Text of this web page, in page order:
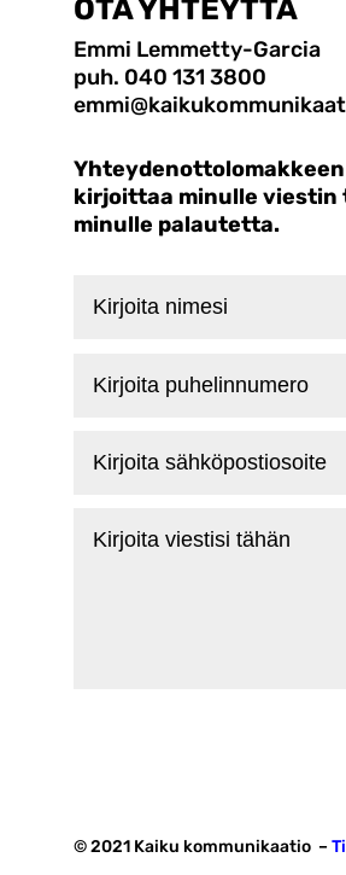
OTA YHTEYTTÄ
Emmi Lemmetty-Garcia
puh. 040 131 3800
kirjoittaa minulle viestin
minulle palautetta.
nimesi
puhelinnumero
sähköpostiosoite
viestisi
© 2021 Kaiku kommunikaatio –